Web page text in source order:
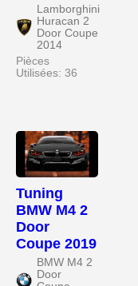
Lamborghini
Huracan 2
Door Coupe
2014
Pièces
Utilisées: 36
Tuning
BMW M4 2
Door
Coupe 2019
BMW M4 2
Door